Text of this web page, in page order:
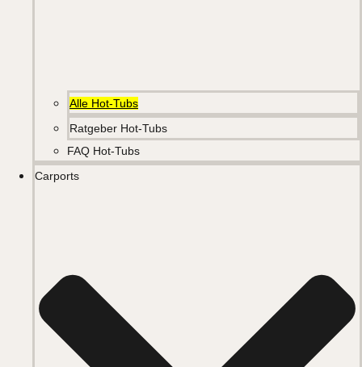
Alle Hot-Tubs
Ratgeber Hot-Tubs
FAQ Hot-Tubs
Carports